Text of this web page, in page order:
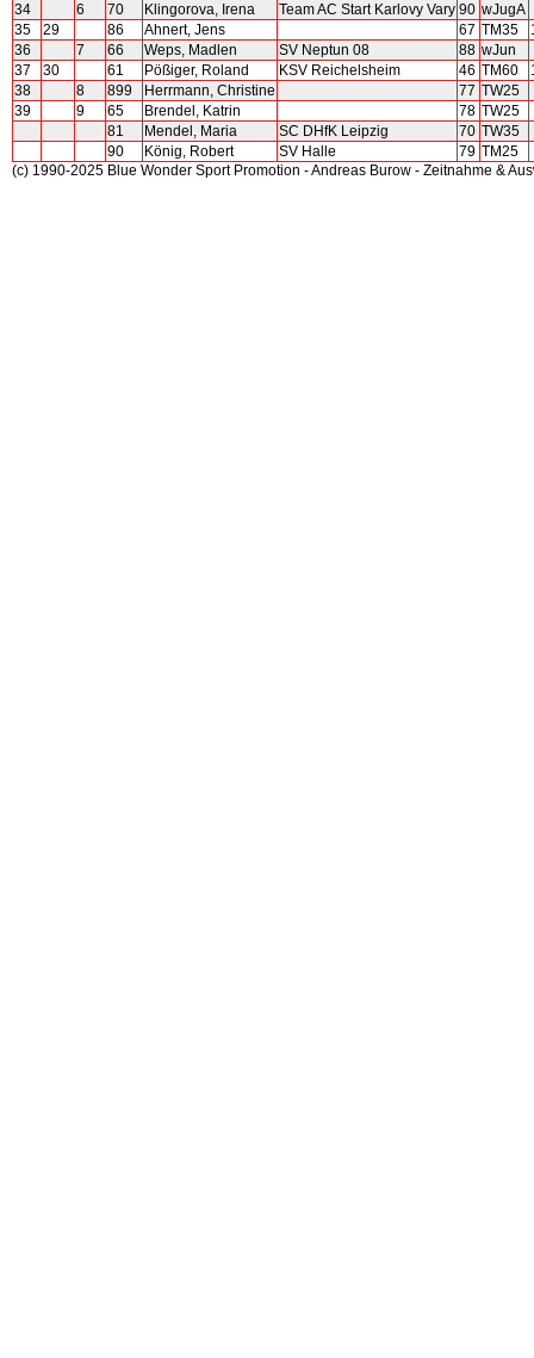
34
6 70 Klingorova, Irena Team AC Start Karlovy Vary 90 wJugA
35
29 86 Ahnert, Jens 67 TM35
36
7 66 Weps, Madlen SV Neptun 08 88 wJun
37
30 61 Pößiger, Roland KSV Reichelsheim 46 TM60
38
8 899 Herrmann, Christine 77 TW25
39
9 65 Brendel, Katrin 78 TW25
81
Mendel, Maria SC DHfK Leipzig 70 TW35
90
König, Robert SV Halle 79 TM25
(c) 1990-2025 Blue Wonder Sport Promotion - Andreas Burow - Zeitnahme &